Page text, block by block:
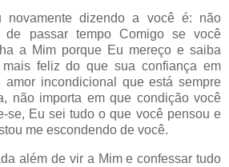
novamente dizendo a você é: não
de passar tempo Comigo se você
a Mim porque Eu mereço e saiba
feliz do que sua confiança em
amor incondicional que está sempre
não importa em que condição você
se, Eu sei tudo o que você pensou e
me escondendo de você.
além de vir a Mim e confessar tudo